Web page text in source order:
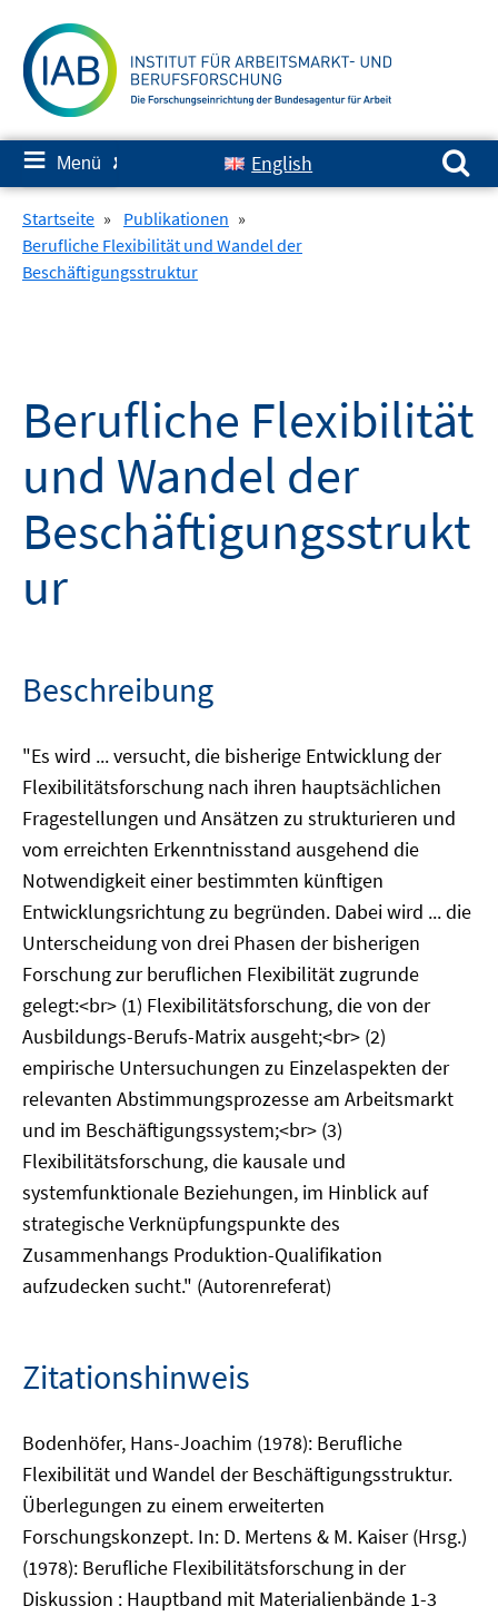
zum
Inhalt
≡ Menü ✘ English
Suchen nach:
Startseite » Publikationen »
Berufliche Flexibilität und Wandel der
Beschäftigungsstruktur
Berufliche Flexibilität
und Wandel der
Beschäftigungsstrukt
ur
Beschreibung
"Es wird ... versucht, die bisherige Entwicklung der
Flexibilitätsforschung nach ihren hauptsächlichen
Fragestellungen und Ansätzen zu strukturieren und
vom erreichten Erkenntnisstand ausgehend die
Notwendigkeit einer bestimmten künftigen
Entwicklungsrichtung zu begründen. Dabei wird ... die
Unterscheidung von drei Phasen der bisherigen
Forschung zur beruflichen Flexibilität zugrunde
gelegt:<br> (1) Flexibilitätsforschung, die von der
Ausbildungs-Berufs-Matrix ausgeht;<br> (2)
empirische Untersuchungen zu Einzelaspekten der
relevanten Abstimmungsprozesse am Arbeitsmarkt
und im Beschäftigungssystem;<br> (3)
Flexibilitätsforschung, die kausale und
systemfunktionale Beziehungen, im Hinblick auf
strategische Verknüpfungspunkte des
Zusammenhangs Produktion-Qualifikation
aufzudecken sucht." (Autorenreferat)
Zitationshinweis
Bodenhöfer, Hans-Joachim (1978): Berufliche
Flexibilität und Wandel der Beschäftigungsstruktur.
Überlegungen zu einem erweiterten
Forschungskonzept. In: D. Mertens & M. Kaiser (Hrsg.)
(1978): Berufliche Flexibilitätsforschung in der
Diskussion : Hauptband mit Materialienbände 1-3